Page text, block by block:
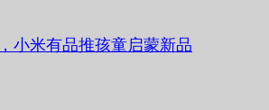
小米有品推孩童启蒙新品